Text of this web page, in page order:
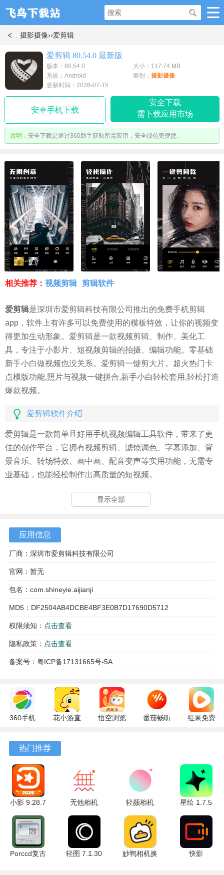
摄影摄像››爱剪辑
爱剪辑 80.54.0 最新版
版本：80.54.0
大小：117.74 MB
系统：Android
类别： 摄影摄像
更新时间：2026-07-15
安卓手机下载
安全下载
需下载应用市场
说明： 安全下载是通过360助手获取所需应用，安全绿色更便捷。
相关推荐： 视频剪辑 剪辑软件
爱剪辑是深圳市爱剪辑科技有限公司推出的免费手机剪辑
app，软件上有许多可以免费使用的模板特效，让你的视频变
得更加生动形象。爱剪辑是一款视频剪辑、制作、美化工
具，专注于小影片、短视频剪辑的拍摄、编辑功能。零基础
新手小白做视频也没关系。爱剪辑一键剪大片。超火热门卡
点模版功能,照片与视频一键拼合,新手小白轻松套用,轻松打造
爆款视频。
爱剪辑软件介绍
爱剪辑是一款简单且好用手机视频编辑工具软件，带来了更
佳的创作平台，它拥有视频剪辑、滤镜调色、字幕添加、背
景音乐、转场特效、画中画、配音变声等实用功能，无需专
业基础，也能轻松制作出高质量的短视频。
调、音速、音率自定义，原视频静音、声音淡入淡出、手机
视频录音，视频旁白，动物、科幻、尖叫、心跳、掌声等音
效下载
2、【视频字幕】视频添加多段字幕，控制字幕时间，可选视
频字幕淡入淡出、滚入、字幕颜色。文艺字体、字幕排版、
视频字幕透明度可调节
3、【剪辑功能】剪裁、分割、快放、慢放、倒放、视频压
缩、视频特效、配乐、视频字幕、贴图、转场、马赛克
4、【视频分享】舞蹈、美女、亲子、搞笑、视频记录生活，
适配抖音 、快手、火山、西瓜视频社区。
软件亮点
旋转缩放、倒放、压缩、复制、横屏、竖屏手机、方块小视
2、【视频效果】FX视效和音效添加，泡泡、闪电、玫瑰
雨、嘉年华、流星、火山、爱心气球、花瓣，等场景视觉效
果。
3、【剪辑工具】多段视频剪切、快速视频剪切、GIF头像制
作、视频压缩、视频转MP3、视频格式转换、节拍相册、视
频剪辑工具。
显示全部
应用信息
厂商：深圳市爱剪辑科技有限公司
官网：暂无
包名：com.shineyie.aijianji
MD5：DF2504AB4DCBE4BF3E0B7D17690D5712
权限须知： 点击查看
隐私政策： 点击查看
备案号：粤ICP备17131665号-5A
360手机
10.13.27
最新版
花小游直
17.9.56
悟空浏览
番茄畅听
红果免费
热门推荐
小影 9.28.7
手机版
无他相机
7.1.2.166
安卓版
轻颜相机
10.6.3 官方
版
星绘 1.7.5
最新版
Porccd复古
轻图 7.1.30
妙鸭相机换
快影